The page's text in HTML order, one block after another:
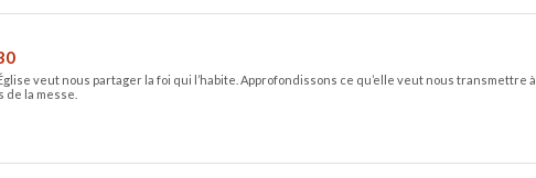
veut nous partager la foi qui l’habite. Approfondissons ce qu’elle veut nous transmettre à
la messe.